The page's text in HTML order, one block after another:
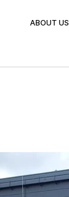
ABOUT US